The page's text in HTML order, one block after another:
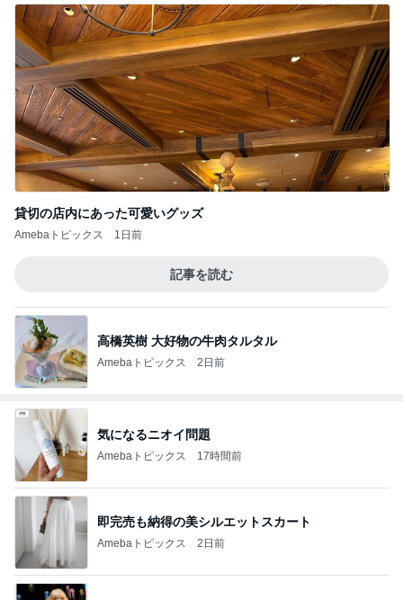
貸切の店内にあった可愛いグッズ
Amebaトピックス 1日前
記事を読む
高橋英樹 大好物の牛肉タルタル
Amebaトピックス 2日前
気になるニオイ問題
Amebaトピックス 17時間前
即完売も納得の美シルエットスカート
Amebaトピックス 2日前